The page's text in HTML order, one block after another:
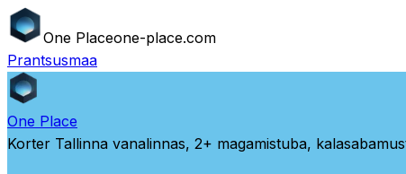
One Placeone-place.com
Prantsusmaa
One Place
Korter Tallinna vanalinnas, 2+ magamistuba,